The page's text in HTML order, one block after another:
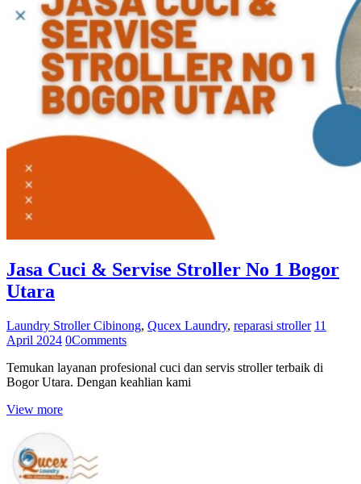
Jasa Cuci & Servise Stroller No 1 Bogor
Utara
Laundry Stroller Cibinong, Qucex Laundry, reparasi stroller 11
April 2024 0Comments
Temukan layanan profesional cuci dan servis stroller terbaik di
Bogor Utara. Dengan keahlian kami
View more